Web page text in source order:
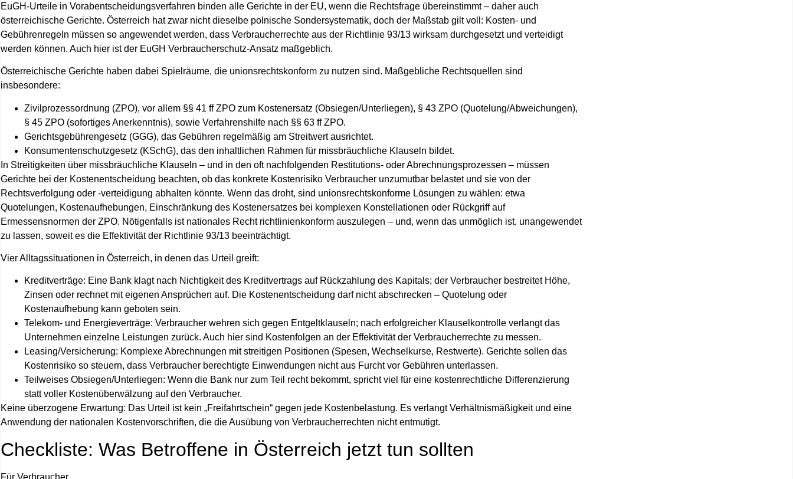
EuGH‑Urteile in Vorabentscheidungsverfahren binden alle Gerichte in der EU, wenn die Rechtsfrage übereinstimmt – daher auch
österreichische Gerichte. Österreich hat zwar nicht dieselbe polnische Sondersystematik, doch der Maßstab gilt voll: Kosten- und
Gebührenregeln müssen so angewendet werden, dass Verbraucherrechte aus der Richtlinie 93/13 wirksam durchgesetzt und verteidigt
werden können. Auch hier ist der EuGH Verbraucherschutz-Ansatz maßgeblich.
Österreichische Gerichte haben dabei Spielräume, die unionsrechtskonform zu nutzen sind. Maßgebliche Rechtsquellen sind
insbesondere:
Zivilprozessordnung (ZPO), vor allem §§ 41 ff ZPO zum Kostenersatz (Obsiegen/Unterliegen), § 43 ZPO (Quotelung/Abweichungen),
§ 45 ZPO (sofortiges Anerkenntnis), sowie Verfahrenshilfe nach §§ 63 ff ZPO.
Gerichtsgebührengesetz (GGG), das Gebühren regelmäßig am Streitwert ausrichtet.
Konsumentenschutzgesetz (KSchG), das den inhaltlichen Rahmen für missbräuchliche Klauseln bildet.
In Streitigkeiten über missbräuchliche Klauseln – und in den oft nachfolgenden Restitutions- oder Abrechnungsprozessen – müssen
Gerichte bei der Kostenentscheidung beachten, ob das konkrete Kostenrisiko Verbraucher unzumutbar belastet und sie von der
Rechtsverfolgung oder -verteidigung abhalten könnte. Wenn das droht, sind unionsrechtskonforme Lösungen zu wählen: etwa
Quotelungen, Kostenaufhebungen, Einschränkung des Kostenersatzes bei komplexen Konstellationen oder Rückgriff auf
Ermessensnormen der ZPO. Nötigenfalls ist nationales Recht richtlinienkonform auszulegen – und, wenn das unmöglich ist, unangewendet
zu lassen, soweit es die Effektivität der Richtlinie 93/13 beeinträchtigt.
Vier Alltagssituationen in Österreich, in denen das Urteil greift:
Kreditverträge: Eine Bank klagt nach Nichtigkeit des Kreditvertrags auf Rückzahlung des Kapitals; der Verbraucher bestreitet Höhe,
Zinsen oder rechnet mit eigenen Ansprüchen auf. Die Kostenentscheidung darf nicht abschrecken – Quotelung oder
Kostenaufhebung kann geboten sein.
Telekom- und Energieverträge: Verbraucher wehren sich gegen Entgeltklauseln; nach erfolgreicher Klauselkontrolle verlangt das
Unternehmen einzelne Leistungen zurück. Auch hier sind Kostenfolgen an der Effektivität der Verbraucherrechte zu messen.
Leasing/Versicherung: Komplexe Abrechnungen mit streitigen Positionen (Spesen, Wechselkurse, Restwerte). Gerichte sollen das
Kostenrisiko so steuern, dass Verbraucher berechtigte Einwendungen nicht aus Furcht vor Gebühren unterlassen.
Teilweises Obsiegen/Unterliegen: Wenn die Bank nur zum Teil recht bekommt, spricht viel für eine kostenrechtliche Differenzierung
statt voller Kostenüberwälzung auf den Verbraucher.
Keine überzogene Erwartung: Das Urteil ist kein „Freifahrtschein“ gegen jede Kostenbelastung. Es verlangt Verhältnismäßigkeit und eine
Anwendung der nationalen Kostenvorschriften, die die Ausübung von Verbraucherrechten nicht entmutigt.
Checkliste: Was Betroffene in Österreich jetzt tun sollten
Für Verbraucher